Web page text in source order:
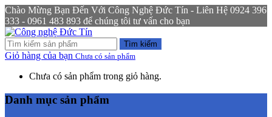
Chào Mừng Bạn Đến Với Công Nghệ Đức Tín - Liên Hệ 0924 396
333 - 0961 483 893 để chúng tôi tư vấn cho bạn
Tìm kiếm
Giỏ hàng của bạn Chưa có sản phẩm
Chưa có sản phẩm trong giỏ hàng.
Danh mục sản phẩm